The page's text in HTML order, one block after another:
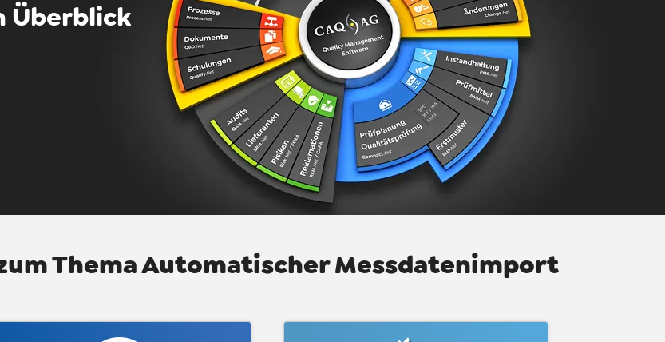
Überblick
Thema Automatischer Messdatenimport